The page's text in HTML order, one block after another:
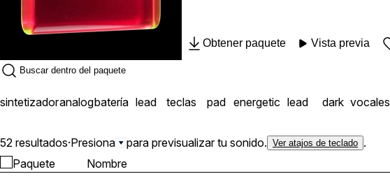
Obtener paquete Vista previa
sintetizadoranalogbatería lead teclas pad energetic lead dark vocales
52 resultados·Presiona para previsualizar tu sonido. Ver atajos de teclado .
Paquete Nombre